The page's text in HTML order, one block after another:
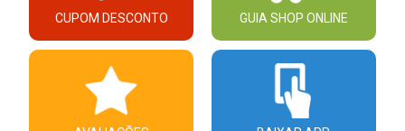
CUPOM DESCONTO GUIA SHOP ONLINE